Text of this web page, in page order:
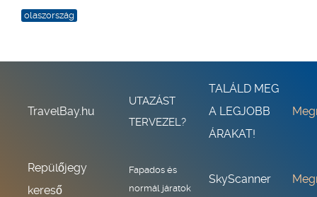
olaszország
TravelBay.hu
UTAZÁST
TERVEZEL?
TALÁLD MEG
A LEGJOBB
ÁRAKAT!
Repülőjegy
kereső
Fapados és
normál járatok
SkyScanner